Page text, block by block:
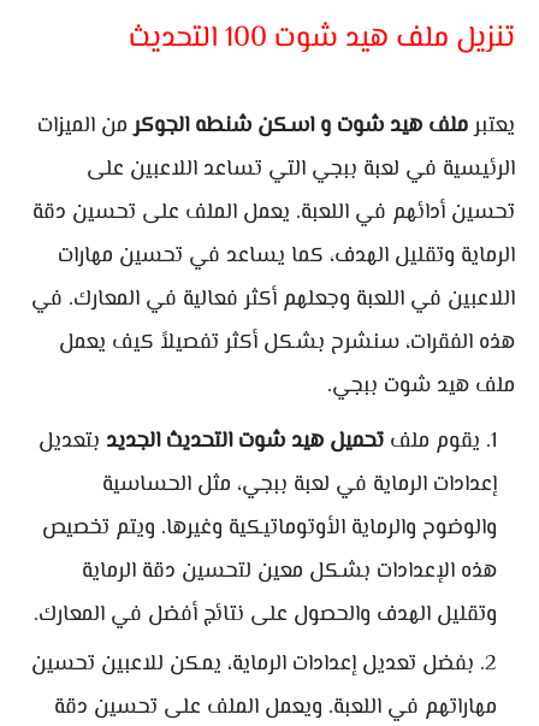
تنزيل ملف هيد شوت 100 التحديث
يعتبرملف هيد شوت و اسكن شنطه الجوكرمن الميزات
الرئيسية في لعبة ببجي التي تساعد اللاعبين على
تحسين أدائهم في اللعبة. يعمل الملف على تحسين دقة
الرماية وتقليل الهدف، كما يساعد في تحسين مهارات
اللاعبين في اللعبة وجعلهم أكثر فعالية في المعارك. في
هذه الفقرات، سنشرح بشكل أكثر تفصيلاً كيف يعمل
ملف هيد شوت ببجي.
يقوم ملف تحميل هيد شوت التحديث الجديد بتعديل
إعدادات الرماية في لعبة ببجي، مثل الحساسية
والوضوح والرماية الأوتوماتيكية وغيرها. ويتم تخصيص
هذه الإعدادات بشكل معين لتحسين دقة الرماية
وتقليل الهدف والحصول على نتائج أفضل في المعارك.
بفضل تعديل إعدادات الرماية، يمكن للاعبين تحسين
مهاراتهم في اللعبة. ويعمل الملف على تحسين دقة